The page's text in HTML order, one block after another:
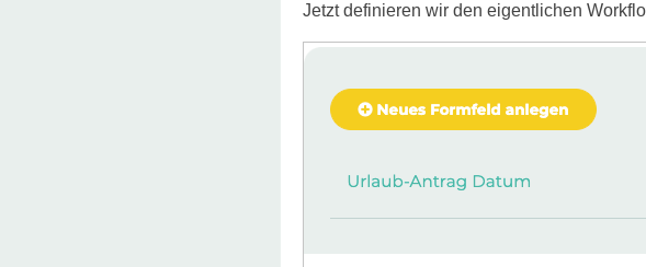
Jetzt definieren wir den eigentlichen